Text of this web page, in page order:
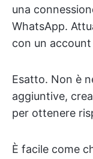
una
WhatsApp.
con un
Esatto. Non è
aggiuntive,
per ottenere
È facile come